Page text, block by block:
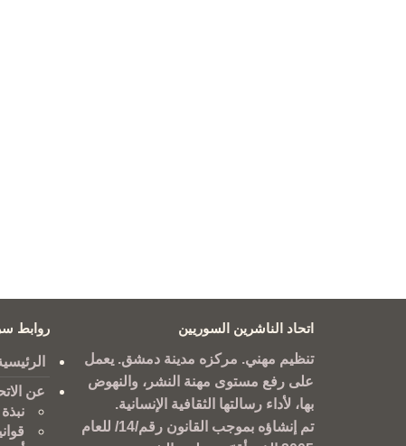
اتحاد الناشرين السوريين
تنظيم مهني. مركزه مدينة دمشق. يعمل
على رفع مستوى مهنة النشر، والنهوض
بها، لأداء رسالتها الثقافية الإنسانية.
تم إنشاؤه بموجب القانون رقم/14/ للعام
روابط
عن